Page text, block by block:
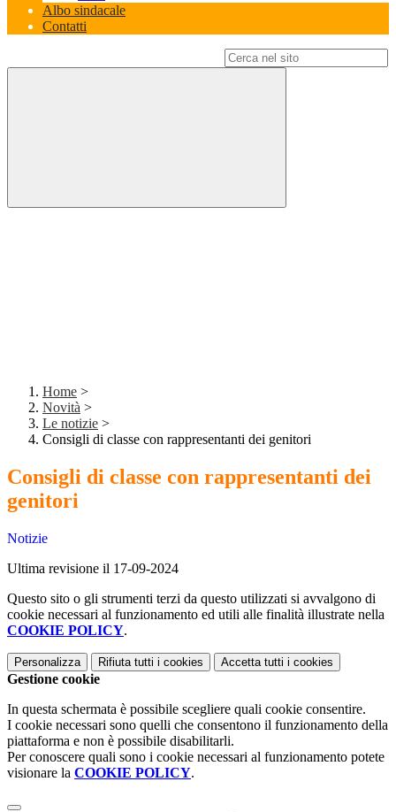
Albo sindacale
Contatti
Home >
Novità >
Le notizie >
Consigli di classe con rappresentanti dei genitori
Consigli di classe con rappresentanti dei
genitori
Notizie
Ultima revisione il 17-09-2024
Questo sito o gli strumenti terzi da questo utilizzati si avvalgono di
cookie necessari al funzionamento ed utili alle finalità illustrate nella
COOKIE POLICY.
Personalizza Rifiuta tutti i cookies Accetta tutti i cookies
Gestione cookie
In questa schermata è possibile scegliere quali cookie consentire.
I cookie necessari sono quelli che consentono il funzionamento della
piattaforma e non è possibile disabilitarli.
Per conoscere quali sono i cookie necessari al funzionamento potete
visionare la COOKIE POLICY.